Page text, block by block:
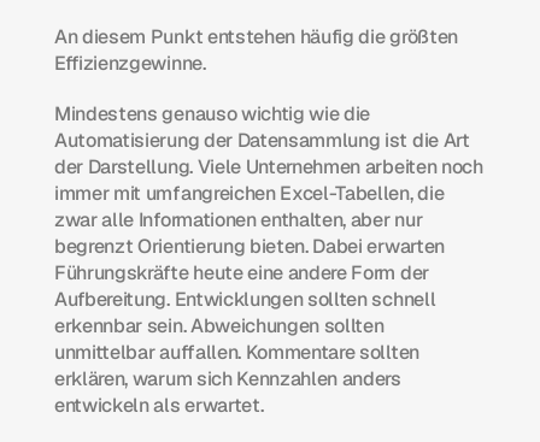
An diesem Punkt entstehen häufig die größten
Effizienzgewinne.
Mindestens genauso wichtig wie die
Automatisierung der Datensammlung ist die Art
der Darstellung. Viele Unternehmen arbeiten noch
immer mit umfangreichen Excel-Tabellen, die
zwar alle Informationen enthalten, aber nur
begrenzt Orientierung bieten. Dabei erwarten
Führungskräfte heute eine andere Form der
Aufbereitung. Entwicklungen sollten schnell
erkennbar sein. Abweichungen sollten
unmittelbar auffallen. Kommentare sollten
erklären, warum sich Kennzahlen anders
entwickeln als erwartet.